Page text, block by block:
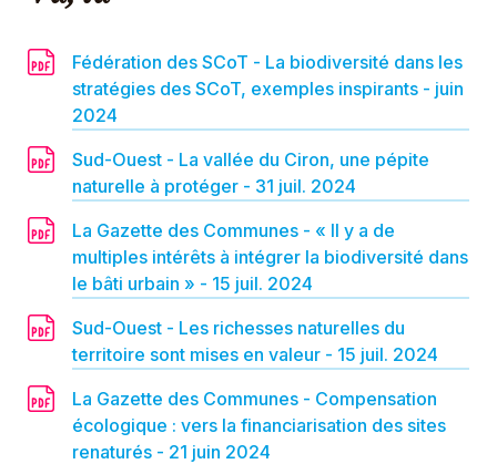
Fédération des SCoT - La biodiversité dans les
stratégies des SCoT, exemples inspirants - juin
2024
Sud-Ouest - La vallée du Ciron, une pépite
naturelle à protéger - 31 juil. 2024
La Gazette des Communes - « Il y a de
multiples intérêts à intégrer la biodiversité dans
le bâti urbain » - 15 juil. 2024
Sud-Ouest - Les richesses naturelles du
territoire sont mises en valeur - 15 juil. 2024
La Gazette des Communes - Compensation
écologique : vers la financiarisation des sites
renaturés - 21 juin 2024